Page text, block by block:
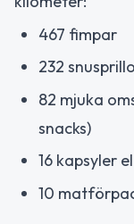
467 fimpar
232
82 mjuka
snacks)
16 kapsyler
10